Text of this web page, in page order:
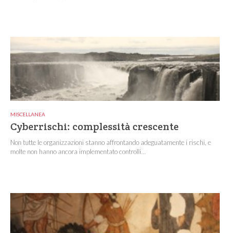
MISCELLANEA
Cyberrischi: complessità crescente
Non tutte le organizzazioni stanno affrontando adeguatamente i rischi, e
molte non hanno ancora implementato controlli...